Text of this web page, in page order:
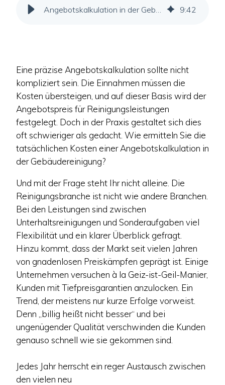
9:42
Eine präzise Angebotskalkulation sollte nicht
kompliziert sein. Die Einnahmen müssen die
Kosten übersteigen, und auf dieser Basis wird der
Angebotspreis für Reinigungsleistungen
festgelegt. Doch in der Praxis gestaltet sich dies
oft schwieriger als gedacht. Wie ermitteln Sie die
tatsächlichen Kosten einer Angebotskalkulation in
der Gebäudereinigung?
Und mit der Frage steht Ihr nicht alleine. Die
Reinigungsbranche ist nicht wie andere Branchen.
Bei den Leistungen sind zwischen
Unterhaltsreinigungen und Sonderaufgaben viel
Flexibilität und ein klarer Überblick gefragt.
Hinzu kommt, dass der Markt seit vielen Jahren
von gnadenlosen Preiskämpfen geprägt ist. Einige
Unternehmen versuchen à la Geiz-ist-Geil-Manier,
Kunden mit Tiefpreisgarantien anzulocken. Ein
Trend, der meistens nur kurze Erfolge vorweist.
Denn „billig heißt nicht besser“ und bei
ungenügender Qualität verschwinden die Kunden
genauso schnell wie sie gekommen sind.
Jedes Jahr herrscht ein reger Austausch zwischen
den vielen neu